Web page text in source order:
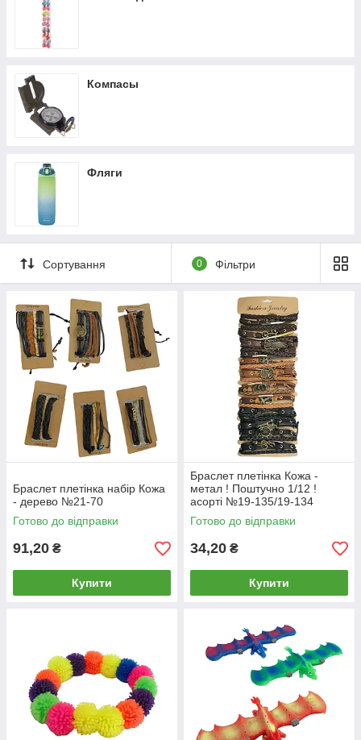
Компасы
Фляги
Сортування 0 Фільтри
Браслет плетінка набір Кожа
- дерево №21-70
Готово до відправки
91,20 ₴
Купити
Браслет плетінка Кожа -
метал ! Поштучно 1/12 !
асорті №19-135/19-134
Готово до відправки
34,20 ₴
Купити